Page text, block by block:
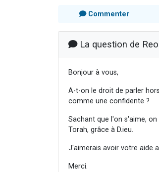
Commenter
La question de
Bonjour à vous,
A-t-on le droit de parler
comme une confidente ?
Sachant que l'on s'aime,
Torah, grâce à D.ieu.
J'aimerais avoir votre aide
Merci.